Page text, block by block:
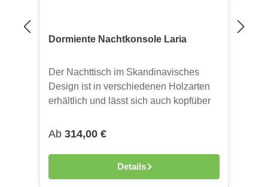
Dormiente Nachtkonsole Laria
Der Nachttisch im Skandinavisches
Design ist in verschiedenen Holzarten
erhältlich und lässt sich auch kopfüber
B 27 / 38 x T 38 cm, Passend zu:
Regulärer Preis:
Ab 314,00 €
Details